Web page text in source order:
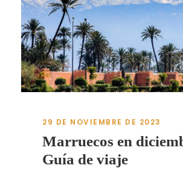
29 DE NOVIEMBRE DE 2023
Marruecos en
Guía de viaje